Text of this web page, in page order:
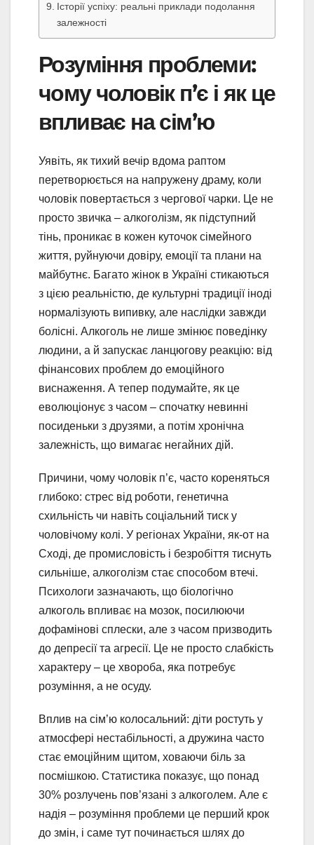
Історії успіху: реальні приклади подолання
залежності
Розуміння проблеми:
чому чоловік п’є і як це
впливає на сім’ю
Уявіть, як тихий вечір вдома раптом
перетворюється на напружену драму, коли
чоловік повертається з чергової чарки. Це не
просто звичка – алкоголізм, як підступний
тінь, проникає в кожен куточок сімейного
життя, руйнуючи довіру, емоції та плани на
майбутнє. Багато жінок в Україні стикаються
з цією реальністю, де культурні традиції іноді
нормалізують випивку, але наслідки завжди
болісні. Алкоголь не лише змінює поведінку
людини, а й запускає ланцюгову реакцію: від
фінансових проблем до емоційного
виснаження. А тепер подумайте, як це
еволюціонує з часом – спочатку невинні
посиденьки з друзями, а потім хронічна
залежність, що вимагає негайних дій.
Причини, чому чоловік п’є, часто кореняться
глибоко: стрес від роботи, генетична
схильність чи навіть соціальний тиск у
чоловічому колі. У регіонах України, як-от на
Сході, де промисловість і безробіття тиснуть
сильніше, алкоголізм стає способом втечі.
Психологи зазначають, що біологічно
алкоголь впливає на мозок, посилюючи
дофамінові сплески, але з часом призводить
до депресії та агресії. Це не просто слабкість
характеру – це хвороба, яка потребує
розуміння, а не осуду.
Вплив на сім’ю колосальний: діти ростуть у
атмосфері нестабільності, а дружина часто
стає емоційним щитом, ховаючи біль за
посмішкою. Статистика показує, що понад
30% розлучень пов’язані з алкоголем. Але є
надія – розуміння проблеми це перший крок
до змін, і саме тут починається шлях до